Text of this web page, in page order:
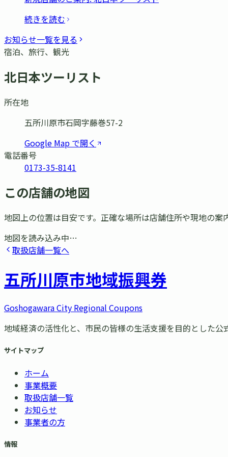
続きを読む
お知らせ一覧を見る
宿泊、旅行、観光
北日本ツーリスト
所在地
五所川原市石岡字藤巻57-2
Google Map で開く
電話番号
0173-35-8141
この店舗の地図
地図上の位置は目安です。正確な場所は店舗住所や現地の案
地図を読み込み中…
取扱店舗一覧へ
五所川原市地域振興券
Goshogawara City Regional Coupons
地域経済の活性化と、市民の皆様の生活支援を目的とした公
サイトマップ
ホーム
事業概要
取扱店舗一覧
お知らせ
事業者の方
情報